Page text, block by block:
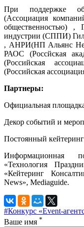
При поддержке
(Ассоциация
общественностью) ,
индустрии (СППИ)
, АНРИ(НП Альянс
РАОС (Россйская
(Российская
(Российская
Партнеры:
Официальная
Декор событий и
Постоянный
Информационная
«Технология
«Кейтеринг
News», Mediaguide.
#Конкурс «Event-
Ваше имя *